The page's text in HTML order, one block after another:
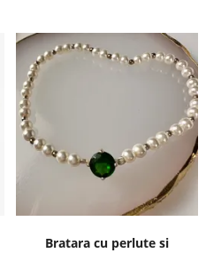
Bratara cu perlute si